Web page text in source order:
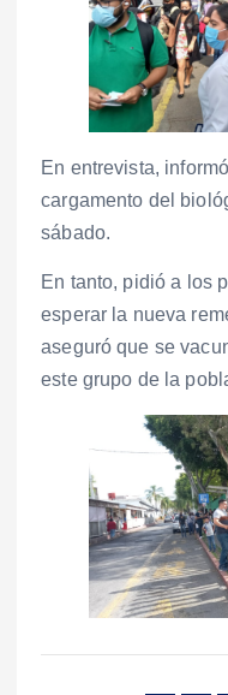
En entrevista,
cargamento del
sábado.
En tanto, pidió a los
esperar la nueva
aseguró que se
este grupo de la